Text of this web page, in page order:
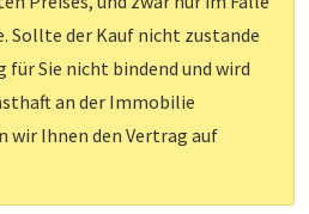
Sollte der Kauf nicht zustande
Sie nicht bindend und wird
an der Immobilie
wir Ihnen den Vertrag auf